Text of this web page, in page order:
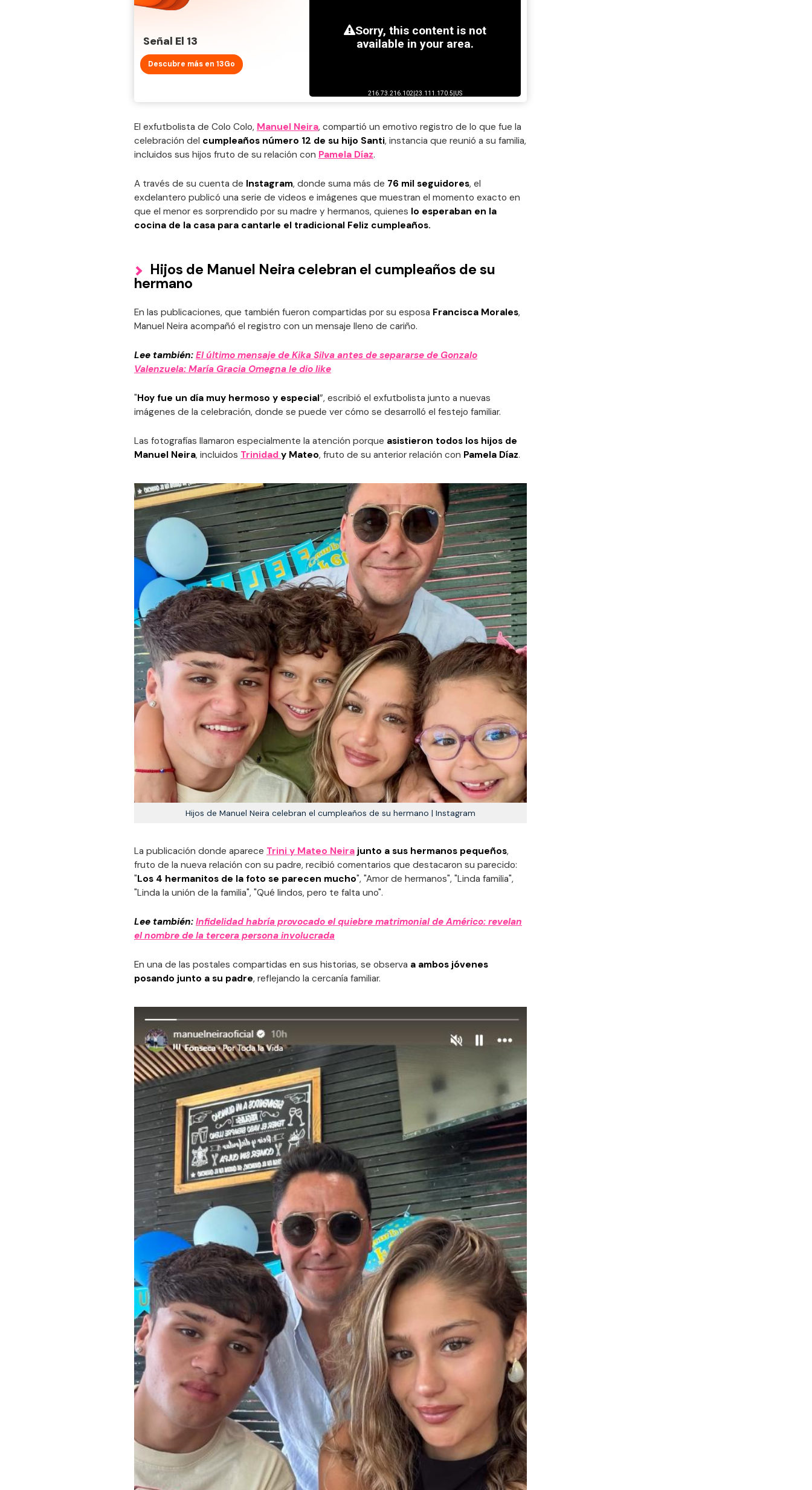
Señal El 13
Descubre más en 13Go
El exfutbolista de Colo Colo, Manuel Neira, compartió un emotivo registro de lo que fue la
celebración del cumpleaños número 12 de su hijo Santi, instancia que reunió a su familia,
incluidos sus hijos fruto de su relación con Pamela Díaz.
A través de su cuenta de Instagram, donde suma más de 76 mil seguidores, el
exdelantero publicó una serie de videos e imágenes que muestran el momento exacto en
que el menor es sorprendido por su madre y hermanos, quienes lo esperaban en la
cocina de la casa para cantarle el tradicional Feliz cumpleaños.
Hijos de Manuel Neira celebran el cumpleaños de su
hermano
En las publicaciones, que también fueron compartidas por su esposa Francisca Morales,
Manuel Neira acompañó el registro con un mensaje lleno de cariño.
Lee también: El último mensaje de Kika Silva antes de separarse de Gonzalo
Valenzuela: María Gracia Omegna le dio like
"Hoy fue un día muy hermoso y especial”, escribió el exfutbolista junto a nuevas
imágenes de la celebración, donde se puede ver cómo se desarrolló el festejo familiar.
Las fotografías llamaron especialmente la atención porque asistieron todos los hijos de
Manuel Neira, incluidos Trinidad y Mateo, fruto de su anterior relación con Pamela Díaz.
Hijos de Manuel Neira celebran el cumpleaños de su hermano | Instagram
La publicación donde aparece Trini y Mateo Neira junto a sus hermanos pequeños,
fruto de la nueva relación con su padre, recibió comentarios que destacaron su parecido:
"Los 4 hermanitos de la foto se parecen mucho", "Amor de hermanos", "Linda familia",
"Linda la unión de la familia", "Qué lindos, pero te falta uno".
Lee también: Infidelidad habría provocado el quiebre matrimonial de Américo: revelan
el nombre de la tercera persona involucrada
En una de las postales compartidas en sus historias, se observa a ambos jóvenes
posando junto a su padre, reflejando la cercanía familiar.